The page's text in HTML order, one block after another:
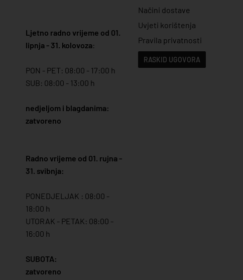
Ljetno radno vrijeme od 01.
lipnja - 31. kolovoza:
PON - PET: 08:00 - 17:00 h
SUB: 08:00 - 13:00 h
nedjeljom i blagdanima:
zatvoreno
Radno vrijeme od 01. rujna -
31. svibnja:
PONEDJELJAK : 08:00 -
18:00 h
UTORAK - PETAK: 08:00 -
16:00 h
SUBOTA:
zatvoreno
Načini dostave
Uvjeti korištenja
Pravila privatnosti
RASKID UGOVORA